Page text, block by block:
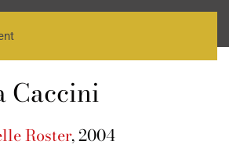
Caccini
Roster, 2004